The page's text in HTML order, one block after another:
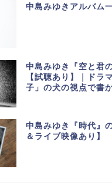
中島みゆきアルバム
中島みゆき『空と君
【試聴あり】｜ドラ
子」の犬の視点で書
中島みゆき『時代』
＆ライブ映像あり】